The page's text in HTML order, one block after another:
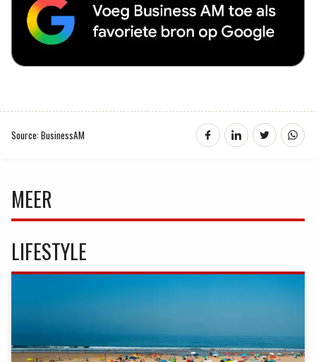
Source: BusinessAM
MEER
LIFESTYLE